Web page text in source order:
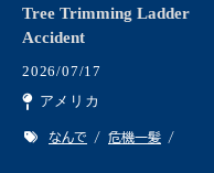
Tree Trimming Ladder
Accident
2026/07/17
アメリカ
なんで 危機一髪